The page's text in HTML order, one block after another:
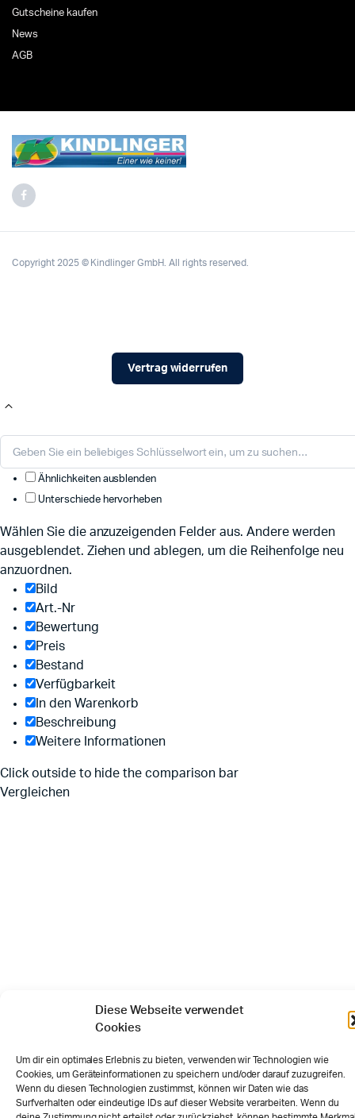
Diese Webseite verwendet
Cookies
Um dir ein optimales Erlebnis zu bieten, verwenden wir Technologien wie
Cookies, um Geräteinformationen zu speichern und/oder darauf zuzugreifen.
Wenn du diesen Technologien zustimmst, können wir Daten wie das
Surfverhalten oder eindeutige IDs auf dieser Website verarbeiten. Wenn du
Gutscheine kaufen
News
AGB
Copyright 2025 © Kindlinger GmbH. All rights reserved.
Vertrag widerrufen
Ähnlichkeiten ausblenden
Unterschiede hervorheben
Wählen Sie die anzuzeigenden Felder aus. Andere werden
ausgeblendet. Ziehen und ablegen, um die Reihenfolge neu
anzuordnen.
Bild
Art.-Nr
Bewertung
Preis
Bestand
Verfügbarkeit
In den Warenkorb
Beschreibung
Weitere Informationen
Click outside to hide the comparison bar
Vergleichen